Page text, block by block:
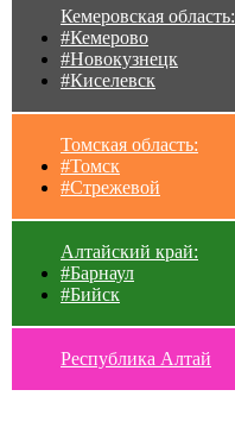
Кемеровская область:
#Кемерово
#Новокузнецк
#Киселевск
Томская область:
#Томск
#Стрежевой
Алтайский край:
#Барнаул
#Бийск
Республика Алтай